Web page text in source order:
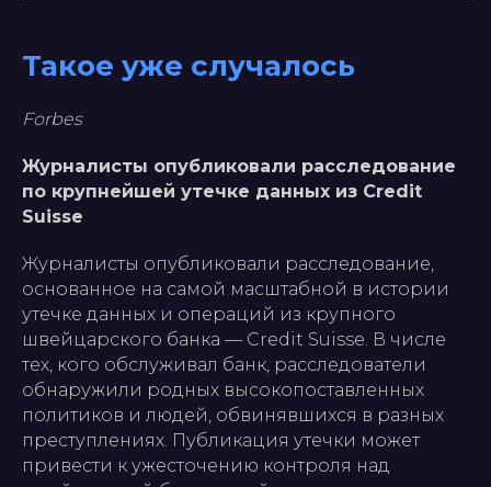
Такое уже случалось
Forbes
Журналисты опубликовали расследование
по крупнейшей утечке данных из Credit
Suisse
Журналисты опубликовали расследование,
основанное на самой масштабной в истории
утечке данных и операций из крупного
швейцарского банка — Credit Suisse. В числе
тех, кого обслуживал банк, расследователи
обнаружили родных высокопоставленных
политиков и людей, обвинявшихся в разных
преступлениях. Публикация утечки может
привести к ужесточению контроля над